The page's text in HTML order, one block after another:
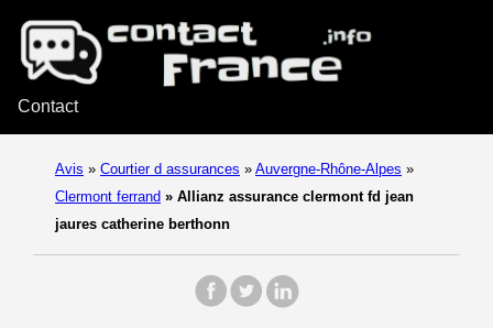
Contact
Avis » Courtier d assurances » Auvergne-Rhône-Alpes »
Clermont ferrand » Allianz assurance clermont fd jean
jaures catherine berthonn